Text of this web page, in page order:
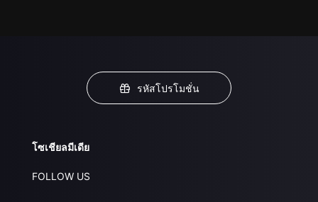
รหัสโปรโมชั่น
โซเชียลมีเดีย
FOLLOW US